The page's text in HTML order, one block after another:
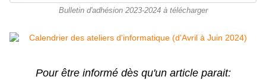
Bulletin d'adhésion 2023-2024 à télécharger
Pour être informé dès qu'un article parait: